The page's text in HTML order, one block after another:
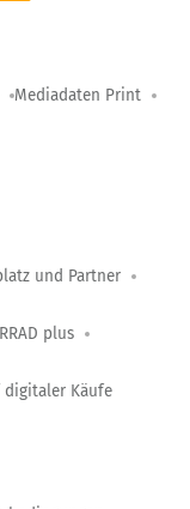
Mediadaten Print
und Partner
plus
digitaler Käufe